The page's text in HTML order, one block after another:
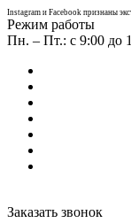
Instagram и Facebook признаны
Режим работы
Пн. – Пт.: с 9:00 до
Заказать звонок